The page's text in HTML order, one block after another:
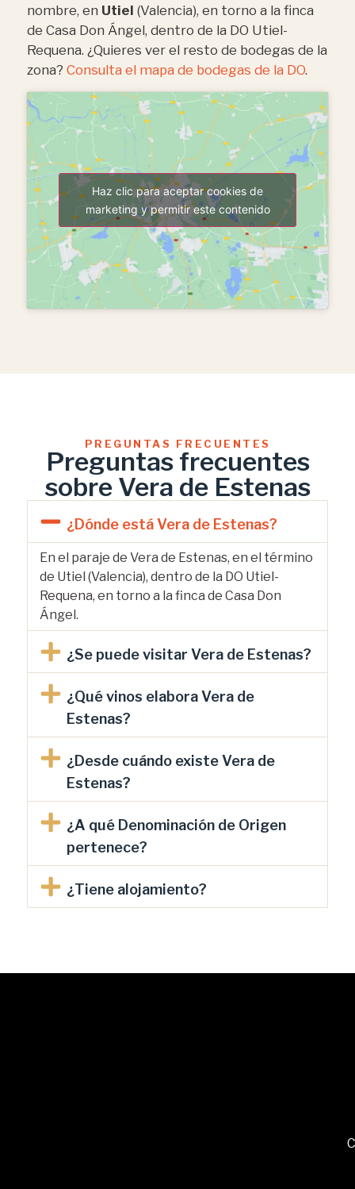
nombre, en Utiel (Valencia), en torno a la finca
de Casa Don Ángel, dentro de la DO Utiel-
Requena. ¿Quieres ver el resto de bodegas de la
zona? Consulta el mapa de bodegas de la DO.
Haz clic para aceptar cookies de
marketing y permitir este contenido
PREGUNTAS FRECUENTES
Preguntas frecuentes
sobre Vera de Estenas
¿Dónde está Vera de Estenas?
En el paraje de Vera de Estenas, en el término
de Utiel (Valencia), dentro de la DO Utiel-
Requena, en torno a la finca de Casa Don
Ángel.
¿Se puede visitar Vera de Estenas?
¿Qué vinos elabora Vera de
Estenas?
¿Desde cuándo existe Vera de
Estenas?
¿A qué Denominación de Origen
pertenece?
¿Tiene alojamiento?